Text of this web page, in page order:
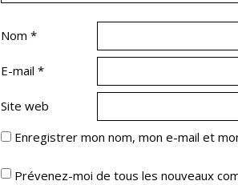
Nom *
E-mail *
Site web
Enregistrer mon nom, mon e-mail et
Prévenez-moi de tous les nouveaux